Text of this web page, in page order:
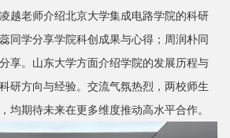
越老师介绍北京大学集成电路学院的科研
同学分享学院科创成果与心得；周润朴同
享。山东大学方面介绍学院的发展历程与
研方向与经验。交流气氛热烈，两校师生
均期待未来在更多维度推动高水平合作。